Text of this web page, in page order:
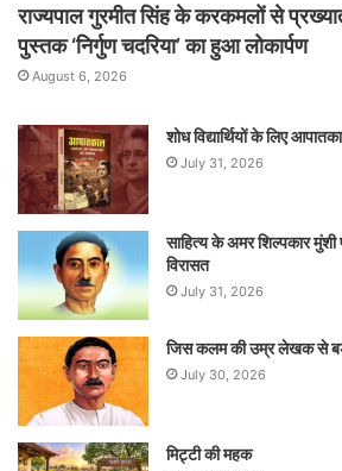
राज्यपाल गुरमीत सिंह के करकमलों से
पुस्तक ‘निर्गुण चदरिया’ का हुआ लोकार्पण
August 6, 2026
शोध विद्यार्थियों के लिए
July 31, 2026
साहित्य के अमर शिल्पकार
विरासत
July 31, 2026
जिस कलम की उम्र लेखक से
July 30, 2026
मिट्टी की महक